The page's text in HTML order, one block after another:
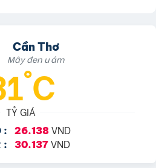
Cần Thơ
Mây đen u ám
TỶ GIÁ
: 26.138VND
: 30.137 VND